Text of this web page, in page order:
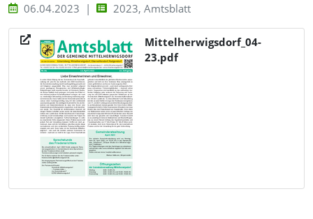
06.04.2023 2023, Amtsblatt
Mittelherwigsdorf_04-
23.pdf